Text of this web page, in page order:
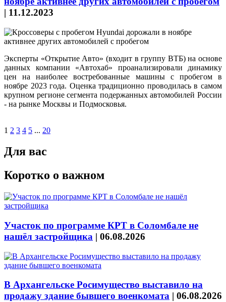
| 11.12.2023
Эксперты «Открытие Авто» (входит в группу ВТБ) на основе
данных компании «Автохаб» проанализировали динамику
цен на наиболее востребованные машины с пробегом в
ноябре 2023 года. Оценка традиционно проводилась в самом
крупном регионе сегмента подержанных автомобилей России
- на рынке Москвы и Подмосковья.
1 2 3 4 5 ... 20
Для вас
Коротко о важном
Участок по программе КРТ в Соломбале не
нашёл застройщика | 06.08.2026
В Архангельске Росимущество выставило на
продажу здание бывшего военкомата | 06.08.2026